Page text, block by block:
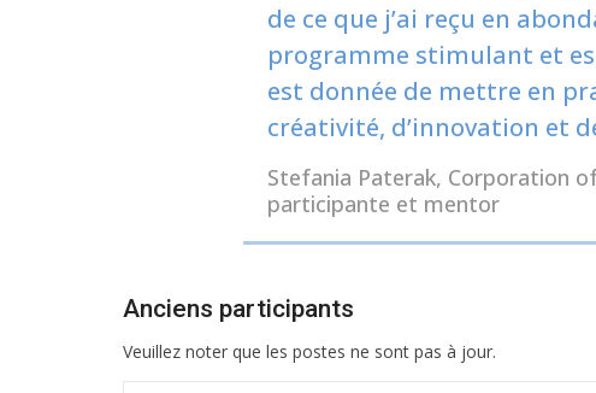
de ce que j’ai reçu en
programme stimulant et
est donnée de mettre en
créativité, d’innovation et
Stefania Paterak, Corporation
participante et mentor
Anciens participants
Veuillez noter que les postes ne sont pas à jour.